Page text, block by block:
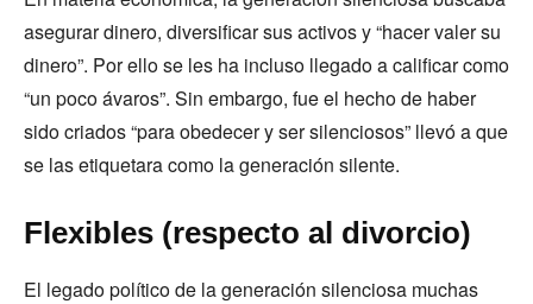
asegurar dinero, diversificar sus activos y “hacer valer su
dinero”. Por ello se les ha incluso llegado a calificar como
“un poco ávaros”. Sin embargo, fue el hecho de haber
sido criados “para obedecer y ser silenciosos” llevó a que
se las etiquetara como la generación silente.
Flexibles (respecto al divorcio)
El legado político de la generación silenciosa muchas